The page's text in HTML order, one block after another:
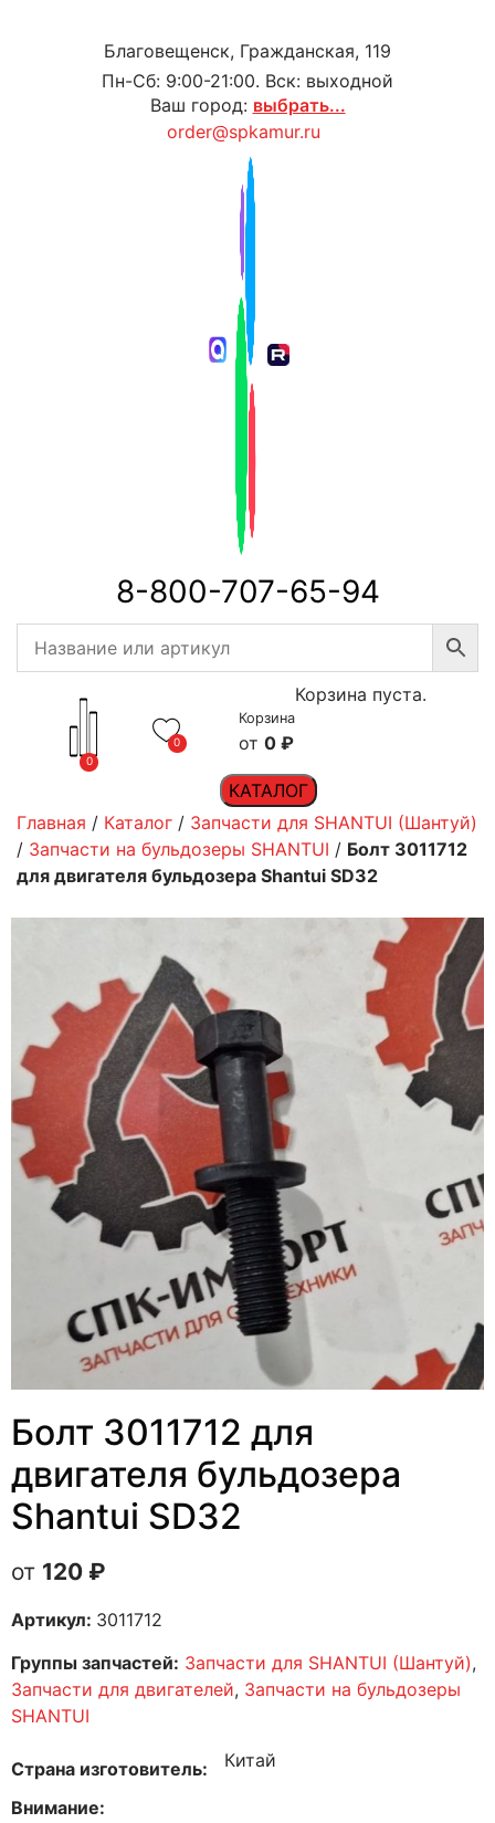
Благовещенск, Гражданская, 119
Пн-Сб: 9:00-21:00. Вск: выходной
Ваш город: выбрать...
order@spkamur.ru
8-800-707-65-94
0
0
Корзина
0 ₽
Корзина пуста.
КАТАЛОГ
Главная / Каталог / Запчасти для SHANTUI (Шантуй)
/ Запчасти на бульдозеры SHANTUI / Болт 3011712
для двигателя бульдозера Shantui SD32
Болт 3011712 для
двигателя бульдозера
Shantui SD32
120 ₽
Артикул: 3011712
Группы запчастей: Запчасти для SHANTUI (Шантуй),
Запчасти для двигателей, Запчасти на бульдозеры
SHANTUI
Страна изготовитель Китай
Внимание